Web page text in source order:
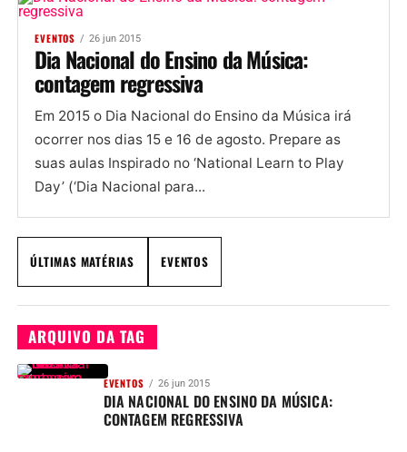
EVENTOS 26 jun 2015
Dia Nacional do Ensino da Música:
contagem regressiva
Em 2015 o Dia Nacional do Ensino da Música irá
ocorrer nos dias 15 e 16 de agosto. Prepare as
suas aulas Inspirado no ‘National Learn to Play
Day’ (‘Dia Nacional para...
ÚLTIMAS MATÉRIAS EVENTOS
ARQUIVO DA TAG
EVENTOS 26 jun 2015
DIA NACIONAL DO ENSINO DA MÚSICA:
CONTAGEM REGRESSIVA